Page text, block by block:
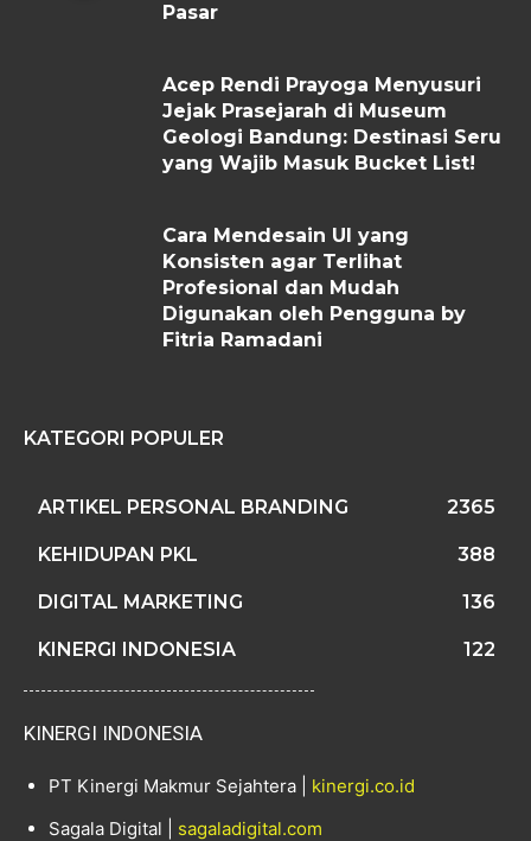
Pasar
Acep Rendi Prayoga Menyusuri
Jejak Prasejarah di Museum
Geologi Bandung: Destinasi Seru
yang Wajib Masuk Bucket List!
Cara Mendesain UI yang
Konsisten agar Terlihat
Profesional dan Mudah
Digunakan oleh Pengguna by
Fitria Ramadani
KATEGORI POPULER
ARTIKEL PERSONAL BRANDING 2365
KEHIDUPAN PKL 388
DIGITAL MARKETING 136
KINERGI INDONESIA 122
KINERGI INDONESIA
PT Kinergi Makmur Sejahtera | kinergi.co.id
Sagala Digital | sagaladigital.com